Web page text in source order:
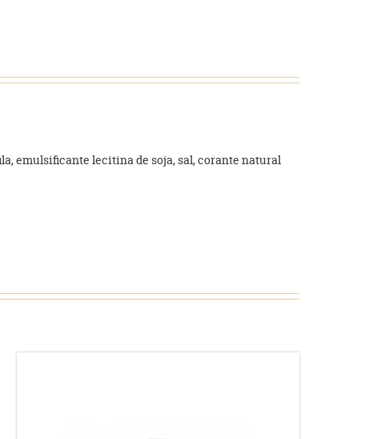
emulsificante lecitina de soja, sal, corante natural